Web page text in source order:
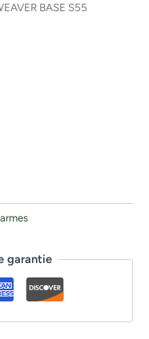
BASE S55
garantie